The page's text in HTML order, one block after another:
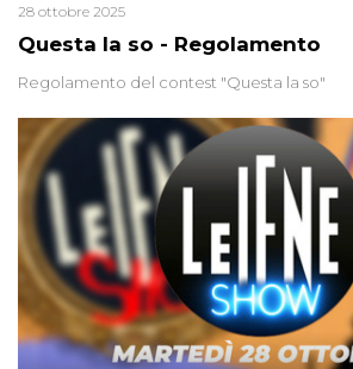
Questa la so - Regolamento
28 ottobre 2025
Regolamento del contest "Questa la so"